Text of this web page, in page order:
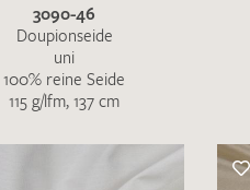
3090-46
Doupionseide
uni
100% reine Seide
115 g/lfm, 137 cm